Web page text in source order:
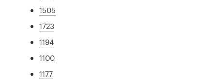
1505
1723
1194
1100
1177